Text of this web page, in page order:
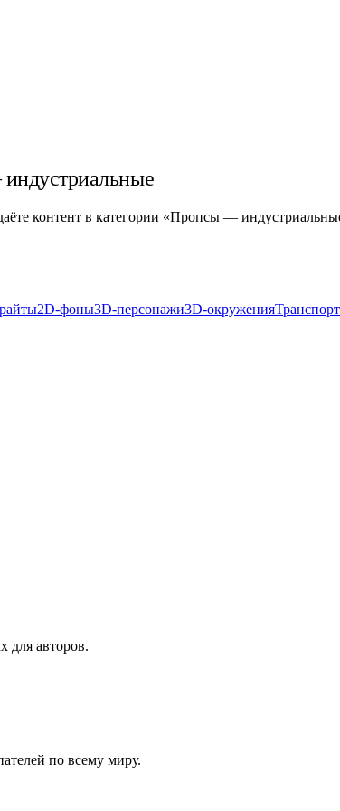
контент в категории «Пропсы —
2D-фоны3D-персонажи3D-окруженияТранспорт
для авторов.
по всему миру.